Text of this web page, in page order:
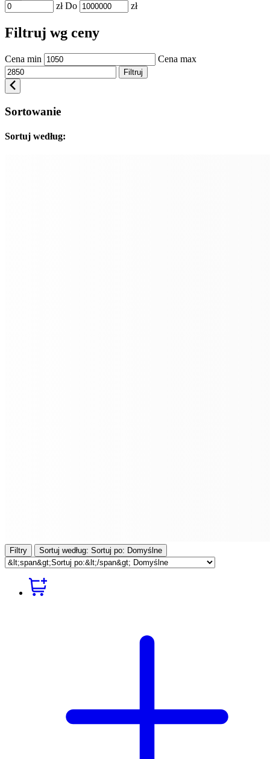
zł Do zł
Filtruj wg ceny
Cena min Cena max
Filtruj
Sortowanie
Sortuj według:
Filtry Sortuj według: Sortuj po: Domyślne